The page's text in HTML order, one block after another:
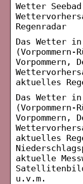
Wetter
Regenradar
Das Wetter
(Vorpommern-
aktuelles
Das Wetter
(Vorpommern-
aktuelles
aktuelle
u.v.m.